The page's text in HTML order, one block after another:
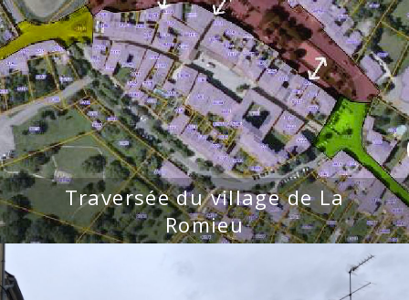
Traversée du village de La
Romieu